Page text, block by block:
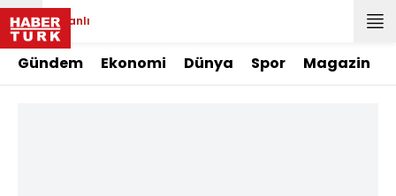
Canlı
Gündem Ekonomi Dünya Spor Magazin